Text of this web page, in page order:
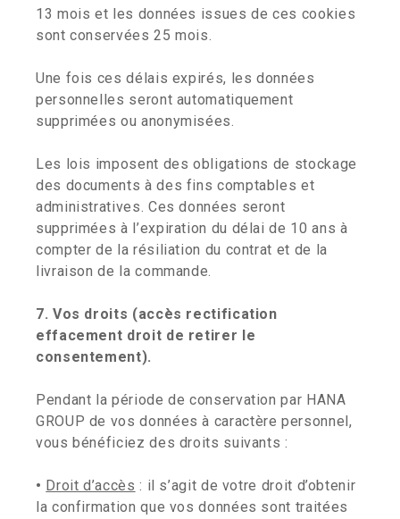
13 mois et les données issues de ces cookies
sont conservées 25 mois.
Une fois ces délais expirés, les données
personnelles seront automatiquement
supprimées ou anonymisées.
Les lois imposent des obligations de stockage
des documents à des fins comptables et
administratives. Ces données seront
supprimées à l’expiration du délai de 10 ans à
compter de la résiliation du contrat et de la
livraison de la commande.
7. Vos droits (accès rectification
effacement droit de retirer le
consentement).
Pendant la période de conservation par HANA
GROUP de vos données à caractère personnel,
vous bénéficiez des droits suivants :
• Droit d’accès : il s’agit de votre droit d’obtenir
la confirmation que vos données sont traitées